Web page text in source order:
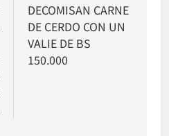
DECOMISAN CARNE
DE CERDO CON UN
VALIE DE BS
150.000